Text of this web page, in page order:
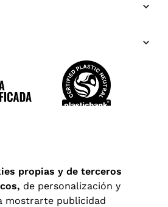
propias y de terceros
de personalización y
mostrarte publicidad